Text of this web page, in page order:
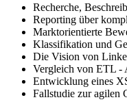
Recherche,
Reporting über
Marktorientierte
Klassifikation und
Die Vision von
Vergleich von ETL -
Entwicklung eines
Fallstudie zur agilen